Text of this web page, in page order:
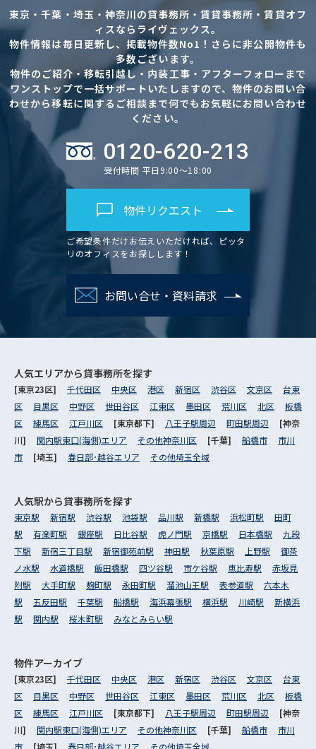
東京・千葉・埼玉・神奈川の貸事務所・賃貸事務所・賃貸オフ
ィスならライヴェックス。
物件情報は毎日更新し、掲載物件数No1！さらに非公開物件も
多数ございます。
物件のご紹介・移転引越し・内装工事・アフターフォローまで
ワンストップで一括サポートいたしますので、物件のお問い合
わせから移転に関するご相談まで何でもお気軽にお問い合わせ
ください。
0120-620-213
受付時間 平日9:00～18:00
物件リクエスト
ご希望条件だけお伝えいただければ、ピッタ
リのオフィスをお探しします！
お問い合せ・資料請求
人気エリアから貸事務所を探す
[東京23区] 千代田区 中央区 港区 新宿区 渋谷区 文京区
台東
区
目黒区 中野区 世田谷区 江東区 墨田区 荒川区 北区
板橋
区
練馬区 江戸川区 [東京都下] 八王子駅周辺 町田駅周辺
[神奈
川] 関内駅東口(海側)エリア その他神奈川区 [千葉] 船橋市
市川
市
[埼玉] 春日部･越谷エリア その他埼玉全域
人気駅から貸事務所を探す
東京駅 新宿駅 渋谷駅 池袋駅 品川駅 新橋駅 浜松町駅
田町
駅
有楽町駅 銀座駅 日比谷駅 虎ノ門駅 京橋駅 日本橋駅
九段
下駅
新宿三丁目駅 新宿御苑前駅 神田駅 秋葉原駅 上野駅
御茶
ノ水駅
水道橋駅 飯田橋駅 四ツ谷駅 市ケ谷駅 恵比寿駅
赤坂見
附駅
大手町駅 麹町駅 永田町駅 溜池山王駅 表参道駅
六本木
駅
五反田駅 千葉駅 船橋駅 海浜幕張駅 横浜駅 川崎駅
新横浜
駅
関内駅 桜木町駅 みなとみらい駅
物件アーカイブ
[東京23区] 千代田区 中央区 港区 新宿区 渋谷区 文京区
台東
区
目黒区 中野区 世田谷区 江東区 墨田区 荒川区 北区
板橋
区
練馬区 江戸川区 [東京都下] 八王子駅周辺 町田駅周辺
[神奈
川] 関内駅東口(海側)エリア その他神奈川区 [千葉] 船橋市
市川
市
[埼玉] 春日部･越谷エリア その他埼玉全域